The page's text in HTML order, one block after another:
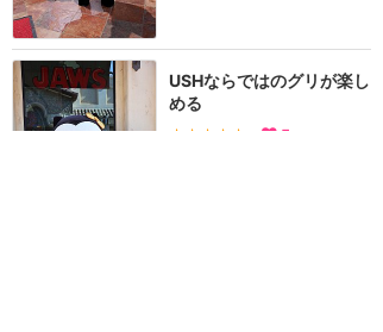
USHならではのグリが楽し
める
★★★★★ 5